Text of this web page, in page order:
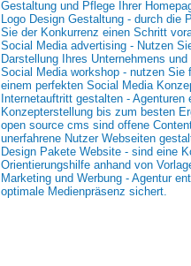
Gestaltung und Pflege Ihrer
Logo Design Gestaltung - durch die
Sie der Konkurrenz einen Schritt
Social Media advertising - Nutzen
Darstellung Ihres Unternehmens
Social Media workshop - nutzen
einem perfekten Social Media
Internetauftritt gestalten -
Konzepterstellung bis zum besten
open source cms sind offene
unerfahrene Nutzer Webseiten
Design Pakete Website - sind eine
Orientierungshilfe anhand von
Marketing und Werbung - Agentur
optimale Medienpräsenz sichert.